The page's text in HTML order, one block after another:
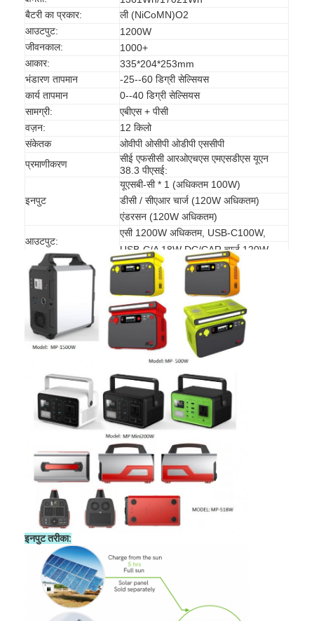
एच बैटरी
एनआईसीडी रिचार्जेबल बैटरी
एलसीडी बैटरी चार्जर
निम बैटरी पैक
निक बैटरी पैक
लिथियम आयन बैटरी पैक
रिचार्जेबल फ्लैशलाइट बैटरी
आपातकालीन प्रकाश बैटरी
ली Mno2 बैटरी
ली Socl2 बैटरी
प्राथमिक लिथियम बैटरी
हाइब्रिड कार बैटरी
बैटरी का प्रकार:
ली (NiCoMN)O2
आउटपुट:
1200W
जीवनकाल:
1000+
आकार:
335*204*253mm
भंडारण तापमान
-25--60 डिग्री सेल्सियस
कार्य तापमान
0--40 डिग्री सेल्सियस
सामग्री:
एबीएस + पीसी
वज़न:
12 किलो
संकेतक
ओवीपी ओसीपी ओडीपी एससीपी
प्रमाणीकरण
सीई एफसीसी आरओएचएस एमएसडीएस यूएन
38.3 पीएसई:
इनपुट
यूएसबी-सी * 1 (अधिकतम 100W)
डीसी / सीएआर चार्ज (120W अधिकतम)
एंडरसन (120W अधिकतम)
आउटपुट:
एसी 1200W अधिकतम, USB-C100W,
USB-C/A 18W DC/CAR चार्ज 120W
इनपुट तरीका: